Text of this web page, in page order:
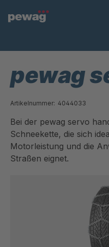
pewag
Artikelnummer: 4044033
Bei der pewag servo
Schneekette, die sich
Motorleistung und die
Straßen eignet.